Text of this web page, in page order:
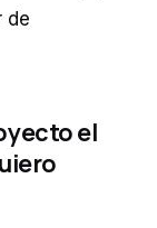
de
el